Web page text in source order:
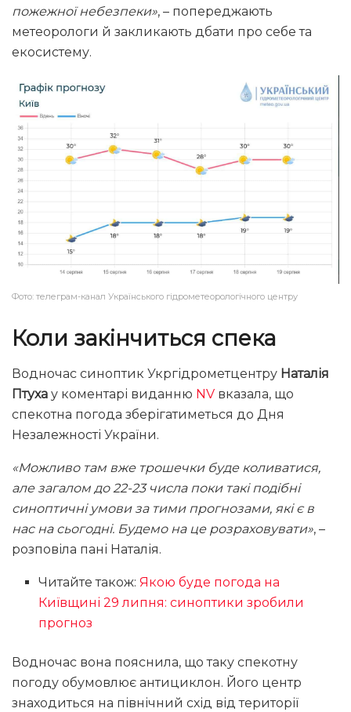
пожежної небезпеки», – попереджають
метеорологи й закликають дбати про себе та
екосистему.
Фото: телеграм-канал Українського гідрометеорологічного центру
Коли закінчиться спека
Водночас синоптик Укргідрометцентру Наталія
Птуха у коментарі виданню NV вказала, що
спекотна погода зберігатиметься до Дня
Незалежності України.
«Можливо там вже трошечки буде коливатися,
але загалом до 22-23 числа поки такі подібні
синоптичні умови за тими прогнозами, які є в
нас на сьогодні. Будемо на це розраховувати», –
розповіла пані Наталія.
Читайте також:Якою буде погода на
Київщині 29 липня: синоптики зробили
прогноз
Водночас вона пояснила, що таку спекотну
погоду обумовлює антициклон. Його центр
знаходиться на північний схід від території